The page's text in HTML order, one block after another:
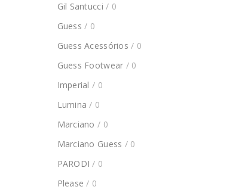
Gil Santucci / 0
Guess / 0
Guess Acessórios / 0
Guess Footwear / 0
Imperial / 0
Lumina / 0
Marciano / 0
Marciano Guess / 0
PARODI / 0
Please / 0